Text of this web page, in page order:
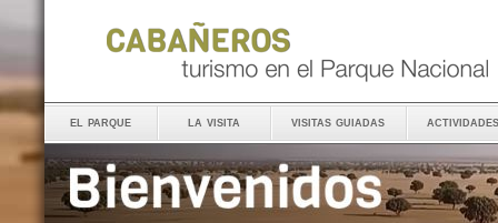
el parque la visita visitas guiadas actividades